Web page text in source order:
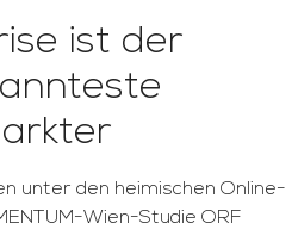
ist der
unter den heimischen Online-
Wien-Studie ORF